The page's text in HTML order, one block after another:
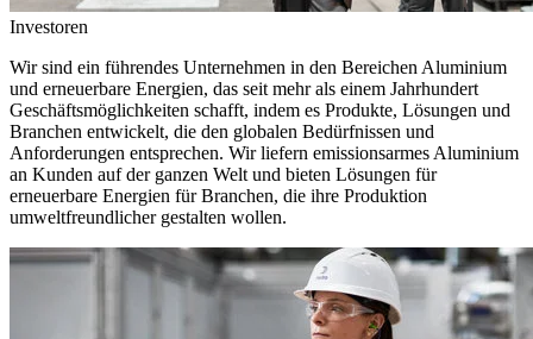
Investoren
Wir sind ein führendes Unternehmen in den Bereichen Aluminium
und erneuerbare Energien, das seit mehr als einem Jahrhundert
Geschäftsmöglichkeiten schafft, indem es Produkte, Lösungen und
Branchen entwickelt, die den globalen Bedürfnissen und
Anforderungen entsprechen. Wir liefern emissionsarmes Aluminium
an Kunden auf der ganzen Welt und bieten Lösungen für
erneuerbare Energien für Branchen, die ihre Produktion
umweltfreundlicher gestalten wollen.